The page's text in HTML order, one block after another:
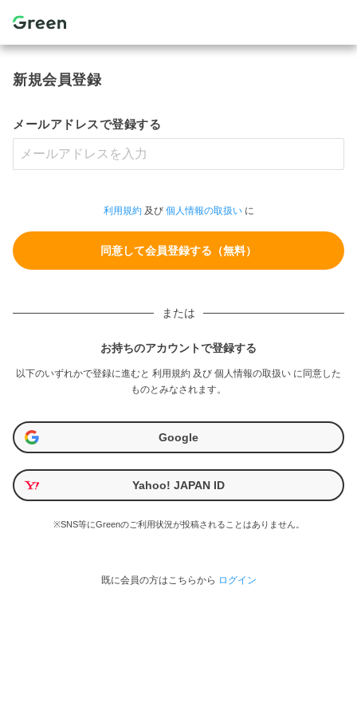
新規会員登録
メールアドレスで登録する
利用規約及び 個人情報の取扱いに
または
お持ちのアカウントで登録する
以下のいずれかで登録に進むと 利用規約 及び 個人情報の取扱い に同意した
ものとみなされます。
Google
Yahoo! JAPAN ID
※SNS等にGreenのご利用状況が投稿されることはありません。
既に会員の方はこちらから ログイン